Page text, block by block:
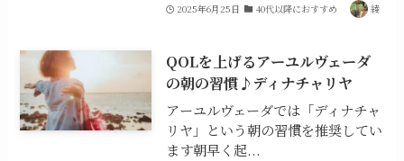
2025年6月25日 40代以降におすすめ 綾
QOLを上げるアーユルヴェーダ
の朝の習慣♪ディナチャリヤ
アーユルヴェーダでは「ディナチャ
リヤ」という朝の習慣を推奨してい
ます朝早く起...